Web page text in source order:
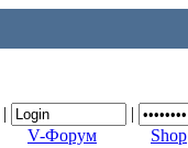
| |
V-Форум Shop